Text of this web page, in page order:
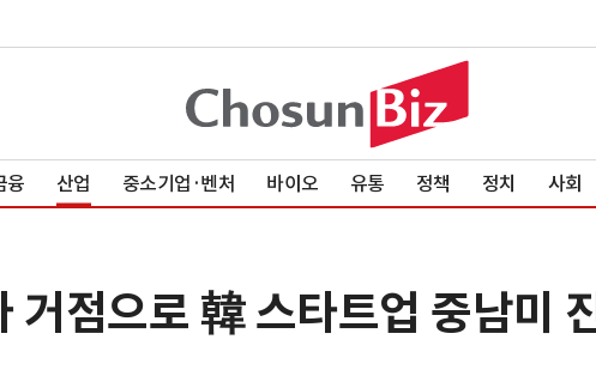
융 산업 중소기업·벤처 바이오 유통 정책 정치 사회
거점으로 韓 스타트업 중남미